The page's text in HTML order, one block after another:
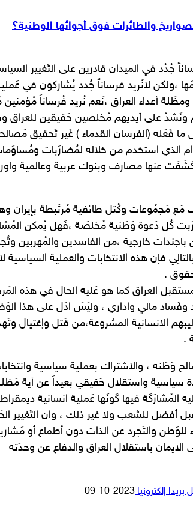
والطائرات فوق أجوائها الوطنية؟
جُدُد في الميدان قادرين على التَغيير
،ولكن لانُريد فرساناً جُدد يُشاركون في
أعداء العراق ،نَعم نُريد فُرساناً
ونَشدُ على أيديهم مُخلصين حَقيقين للعراق
فَعَله (الفرسان القدماء ) غَير تَحقيق
الذي استخدم من خلاله لمُضارَبات
عنها مصارف وبنوك عربية وعالمية
مَع مَجمُوعات وكُتل طائفية مُرتَبطة بإيران
كُل دَعوة وَطَنية مُخلصَة ،فَهل يُمكن
باجندات خارجية ،من الفاسدين والمُهربين
فإن هذه الانتخابات والعملية السياسية
.
العراق كما هو عَليه الحال في هذه
مالي واداري ، وليَسَ ادَل على هذا
الانسانية المشروعة،من قَتل وإغتيال
.
وَطَنه ، والاشتراك بعملية سياسية
واستقلال حَقيقي بعيداً عن أية
المُشارَكَة فيها كَونَها عَملية انسانية
أفضل للشعب ولا غير ذلك ، وان التَغيير
للوَطن والتَجرد عن الذات دون أطماع أو
باستقلال العراق والدفاع عن وحدَته
بريدا إلكترونيا 2023-10-09